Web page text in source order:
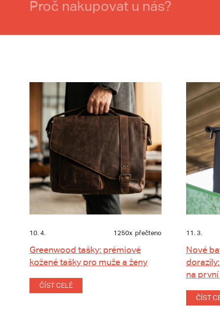
Proč nakupovat u nás?
10. 4. 1250x přečteno
Greenwood tašky: prémiové
kožené tašky pro muže a ženy
ČÍST CELÉ
11. 3.
Nové
na
ČÍST